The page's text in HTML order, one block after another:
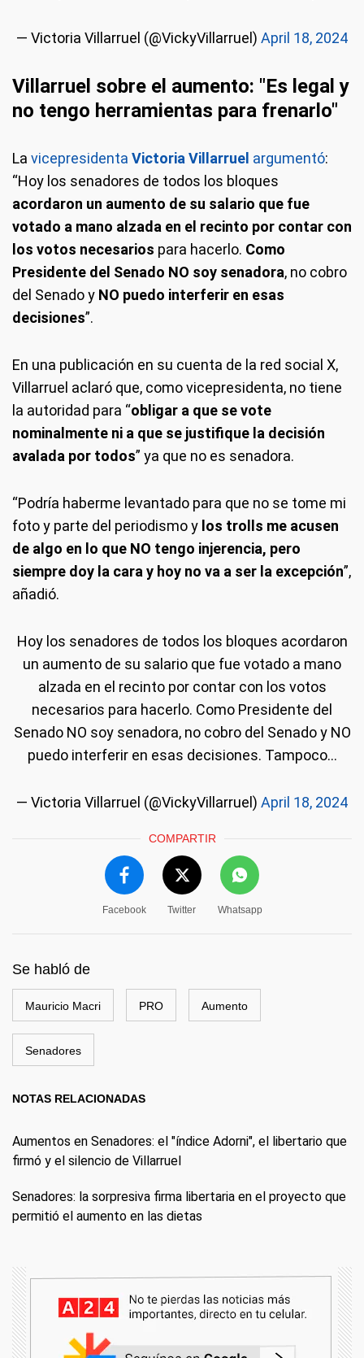
— Victoria Villarruel (@VickyVillarruel) April 18, 2024
Villarruel sobre el aumento: "Es legal y
no tengo herramientas para frenarlo"
La vicepresidenta Victoria Villarruel argumentó:
“Hoy los senadores de todos los bloques
acordaron un aumento de su salario que fue
votado a mano alzada en el recinto por contar con
los votos necesarios para hacerlo. Como
Presidente del Senado NO soy senadora, no cobro
del Senado y NO puedo interferir en esas
decisiones”.
En una publicación en su cuenta de la red social X,
Villarruel aclaró que, como vicepresidenta, no tiene
la autoridad para “obligar a que se vote
nominalmente ni a que se justifique la decisión
avalada por todos” ya que no es senadora.
“Podría haberme levantado para que no se tome mi
foto y parte del periodismo y los trolls me acusen
de algo en lo que NO tengo injerencia, pero
siempre doy la cara y hoy no va a ser la excepción”,
añadió.
Hoy los senadores de todos los bloques acordaron
un aumento de su salario que fue votado a mano
alzada en el recinto por contar con los votos
necesarios para hacerlo. Como Presidente del
Senado NO soy senadora, no cobro del Senado y NO
puedo interferir en esas decisiones. Tampoco…
— Victoria Villarruel (@VickyVillarruel) April 18, 2024
COMPARTIR
Facebook Twitter Whatsapp
Se habló de
Mauricio Macri PRO Aumento
Senadores
NOTAS RELACIONADAS
Aumentos en Senadores: el "índice Adorni", el libertario que
firmó y el silencio de Villarruel
Senadores: la sorpresiva firma libertaria en el proyecto que
permitió el aumento en las dietas